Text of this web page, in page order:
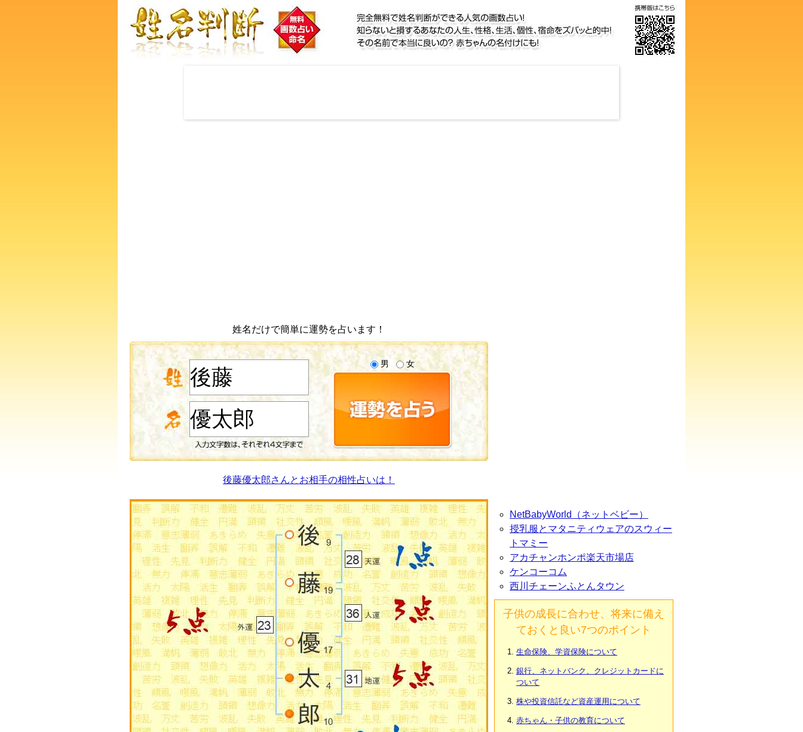
姓名だけで簡単に運勢を占います！
男 女
後藤優太郎さんとお相手の相性占いは！
NetBabyWorld（ネットベビー）
授乳服とマタニティウェアのスウィー
トマミー
アカチャンホンポ楽天市場店
ケンコーコム
西川チェーンふとんタウン
子供の成長に合わせ、将来に備え
ておくと良い7つのポイント
生命保険、学資保険について
銀行、ネットバンク、クレジットカードに
ついて
株や投資信託など資産運用について
赤ちゃん・子供の教育について